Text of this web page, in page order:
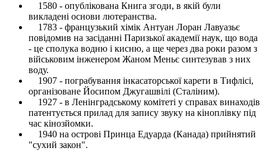
1580 - опублікована Книга згоди, в якій були
викладені основи лютеранства.
1783 - французький хімік Антуан Лоран Лавуазьє
повідомив на засіданні Паризької академії наук, що вода
- це сполука водню і кисню, а ще через два роки разом з
військовим інженером Жаном Меньє синтезував з них
воду.
1907 - пограбування інкасаторської карети в Тифлісі,
організоване Йосипом Джугашвілі (Сталіним).
1927 - в Ленінградському комітеті у справах винаходів
патентується прилад для запису звуку на кіноплівку під
час кінозйомки.
1940 на острові Принца Едуарда (Канада) прийнятий
"сухий закон".